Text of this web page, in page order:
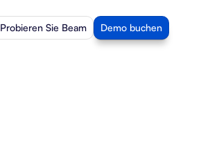
Probieren Sie Beam Demo buchen